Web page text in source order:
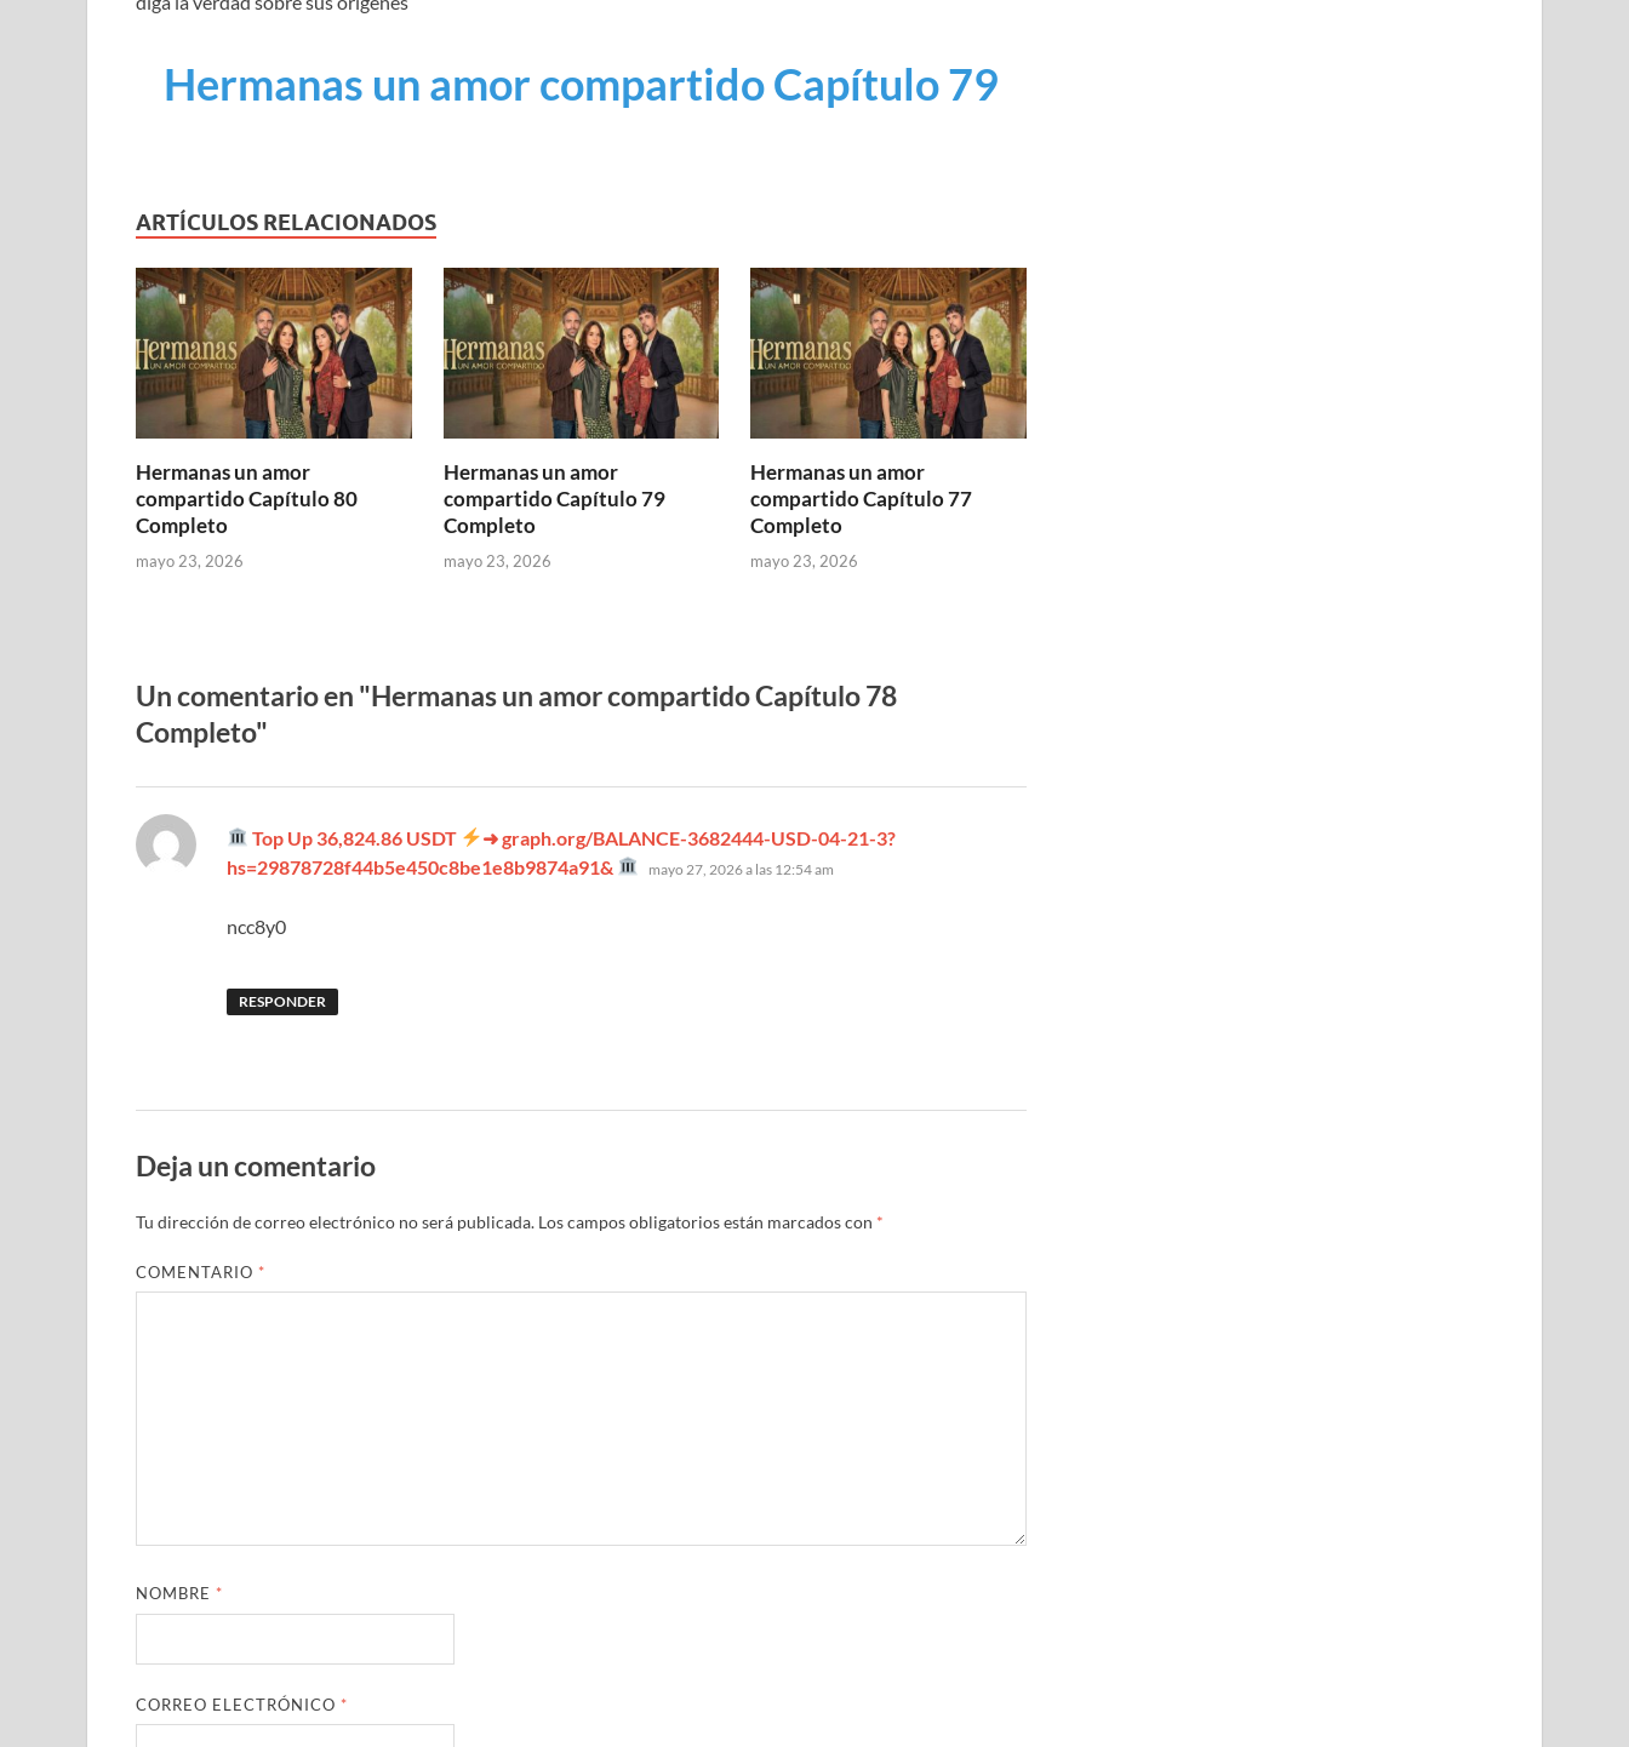
Hermanas un amor compartido Capítulo 79
ARTÍCULOS RELACIONADOS
Hermanas un amor
compartido Capítulo 80
Completo
mayo 23, 2026
Hermanas un amor
compartido Capítulo 79
Completo
mayo 23, 2026
Hermanas un amor
compartido Capítulo 77
Completo
mayo 23, 2026
Un comentario en "Hermanas un amor compartido Capítulo 78
Completo"
Top Up 36,824.86 USDT
➜ graph.org/BALANCE-3682444-USD-04-21-3?
hs=29878728f44b5e450c8be1e8b9874a91&
mayo 27, 2026 a las 12:54 am
ncc8y0
RESPONDER
Deja un comentario
Tu dirección de correo electrónico no será publicada. Los campos obligatorios están marcados con *
COMENTARIO *
NOMBRE *
CORREO ELECTRÓNICO *